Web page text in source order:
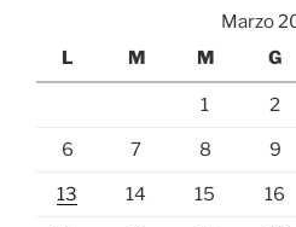
Marzo
L
M M G
1 2
6 7 8 9
13 14 15 16